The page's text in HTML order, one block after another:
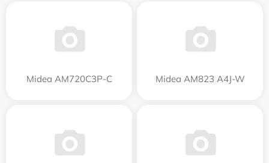
Midea AM720C3P-C Midea AM823 A4J-W